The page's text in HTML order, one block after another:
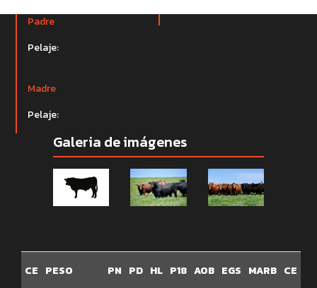
Padre
Pelaje:
Madre
Pelaje:
Galeria de imágenes
CE PESO PN PD HL P18 AOB EGS MARB CE